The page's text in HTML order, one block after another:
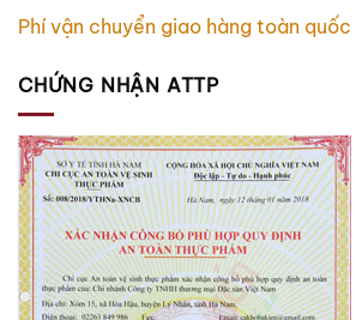
Phí vận chuyển giao hàng toàn quốc
CHỨNG NHẬN ATTP